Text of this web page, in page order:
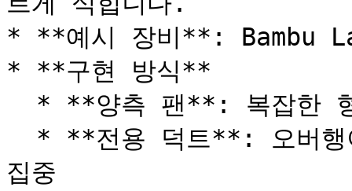
* **예시 장비**: Bambu
* **구현 방식**
집중